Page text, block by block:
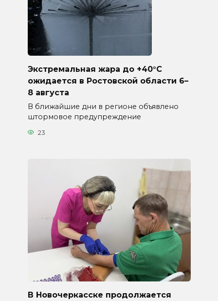
Экстремальная жара до +40°C
ожидается в Ростовской области 6–
8 августа
В ближайшие дни в регионе объявлено
штормовое предупреждение
23
В Новочеркасске продолжается